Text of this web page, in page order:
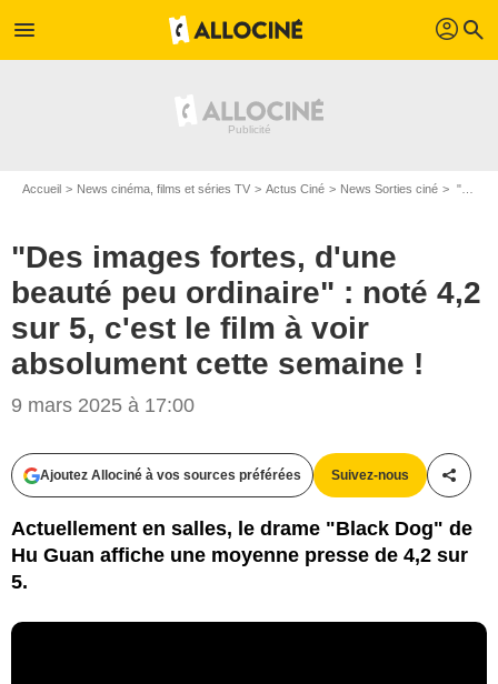
menu profil search
Accueil News cinéma, films et séries TV Actus Ciné News Sorties ciné "Des images fortes, d'une beauté peu ordinaire" : noté 4,2 sur 5, c'est le film à voir absolument cette semaine !
"Des images fortes, d'une
beauté peu ordinaire" : noté 4,2
sur 5, c'est le film à voir
absolument cette semaine !
9 mars 2025 à 17:00
Ajoutez Allociné à vos sources préférées Suivez-nous
Actuellement en salles, le drame "Black Dog" de
Hu Guan affiche une moyenne presse de 4,2 sur
5.